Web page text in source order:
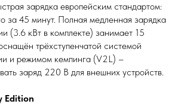
зарядка европейским стандартом:
за 45 минут. Полная медленная зарядка
(3.6 кВт в комплекте) занимает 15
трёхступенчатой системой
и режимом кемпинга (V2L) –
заряд 220 В для внешних устройств.
Edition